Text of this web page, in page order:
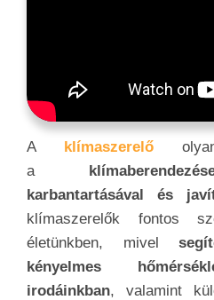
A klímaszerelő
a
karbantartásával és
klímaszerelők fontos
életünkben, mivel
kényelmes
irodáinkban, valamint